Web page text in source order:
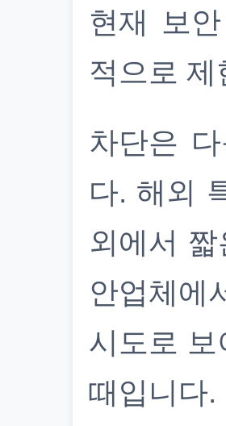
현재 보
적으로
차단은
다. 해외
외에서
안업체에
시도로
때입니다.